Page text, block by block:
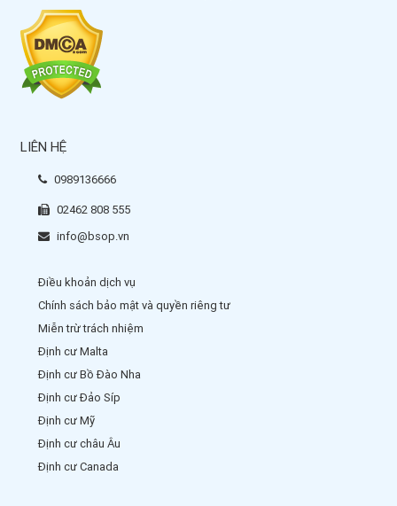
LIÊN HỆ
0989136666
02462 808 555
info@bsop.vn
Điều khoản dịch vụ
Chính sách bảo mật và quyền riêng tư
Miễn trừ trách nhiệm
Định cư Malta
Định cư Bồ Đào Nha
Định cư Đảo Síp
Định cư Mỹ
Định cư châu Âu
Định cư Canada